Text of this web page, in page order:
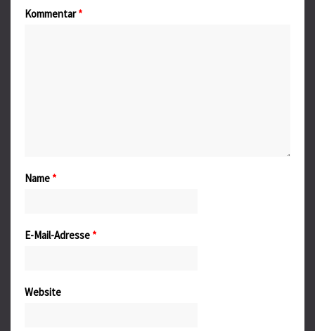
Kommentar*
Name *
E-Mail-Adresse *
Website